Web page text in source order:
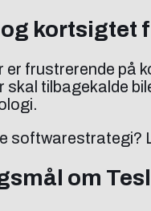
kortsigtet
er frustrerende på
skal tilbagekalde
om